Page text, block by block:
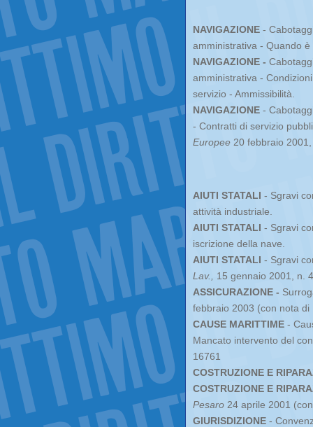
NAVIGAZIONE -
amministrativa - Quando è
NAVIGAZIONE -
amministrativa -
servizio - Ammissibilità.
NAVIGAZIONE -
- Contratti di servizio
Europee 20 febbraio
AIUTI STATALI - Sgravi
attività industriale.
AIUTI STATALI - Sgravi
iscrizione della nave.
AIUTI STATALI - Sgravi
Lav.,
15 gennaio 2001, n.
ASSICURAZIONE -
febbraio 2003 (con nota di
CAUSE MARITTIME -
Mancato intervento del
16761
COSTRUZIONE E
COSTRUZIONE E
Pesaro 24 aprile 2001
GIURISDIZIONE -